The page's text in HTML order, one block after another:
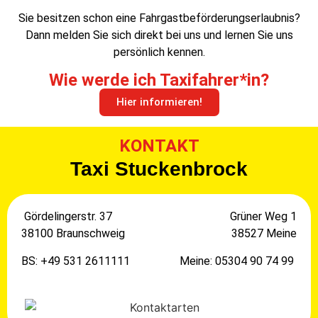
Sie besitzen schon eine Fahrgastbeförderungserlaubnis?
Dann melden Sie sich direkt bei uns und lernen Sie uns
persönlich kennen.
Wie werde ich Taxifahrer*in?
Hier informieren!
KONTAKT
Taxi Stuckenbrock
Gördelingerstr. 37
38100 Braunschweig
BS: +49 531 2611111
Grüner Weg 1
38527 Meine
Meine: 05304 90 74 99